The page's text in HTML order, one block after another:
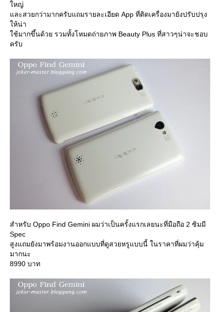
หญ่
ละสวยกว่ามากครับแถมรายละเอียด App ที่ติดเครื่องมายังปรับปรุง
ห้น่า
ช้มากขึ้นด้วย รวมทั้งโหมดถ่ายภาพ Beauty Plus ที่สาวๆน่าจะชอบ
ครับ
สำหรับ Oppo Find Gemini ผมว่าเป็นครั้งแรกเลยนะที่มือถือ 2 ซิมมี
Spec
สูงแถมยังมาพร้อมงานออกแบบที่ดูสวยหรูแบบนี้ ในราคาที่ผมว่าคุ้ม
มากนะ
8990 บาท